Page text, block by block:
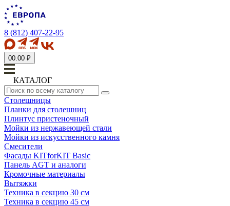
8 (812) 407-22-95
00.00 ₽
КАТАЛОГ
Столешницы
Планки для столешниц
Плинтус пристеночный
Мойки из нержавеющей стали
Мойки из искусственного камня
Смесители
Фасады KITforKIT Basic
Панель AGT и аналоги
Кромочные материалы
Вытяжки
Техника в секцию 30 см
Техника в секцию 45 см